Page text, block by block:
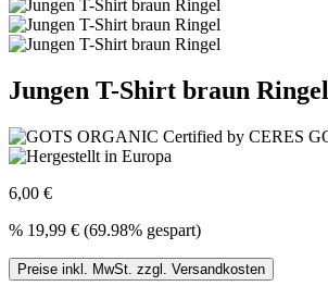
Jungen T-Shirt braun Ringel
6,00 €
% 19,99 € (69.98% gespart)
Preise inkl. MwSt. zzgl. Versandkosten